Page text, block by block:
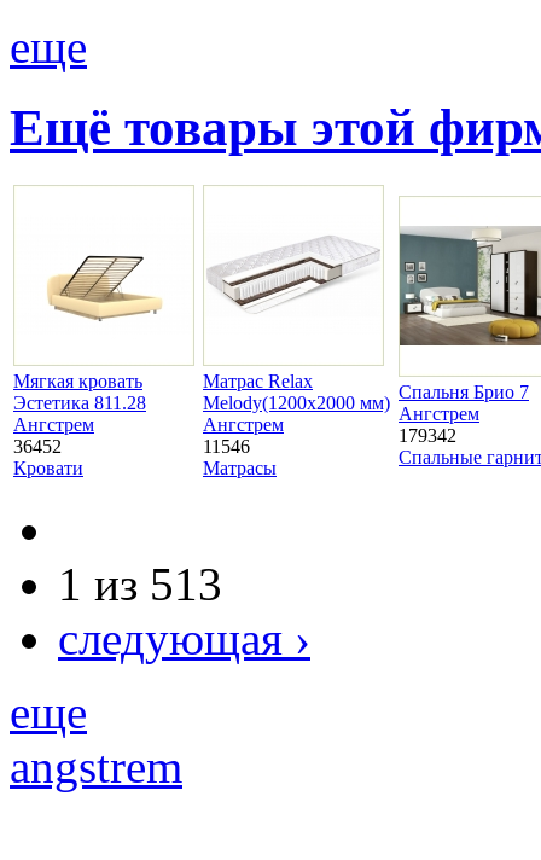
еще
Ещё товары этой
Мягкая кровать
Эстетика 811.28
Ангстрем
36452
Кровати
Матрас Relax
Melody(1200х2000 мм)
Ангстрем
11546
Матрасы
Спальня Брио 7
Ангстрем
179342
Спальные
1 из 513
следующая ›
еще
angstrem